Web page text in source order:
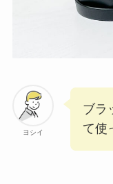
ヨシイ
ブラ
て使